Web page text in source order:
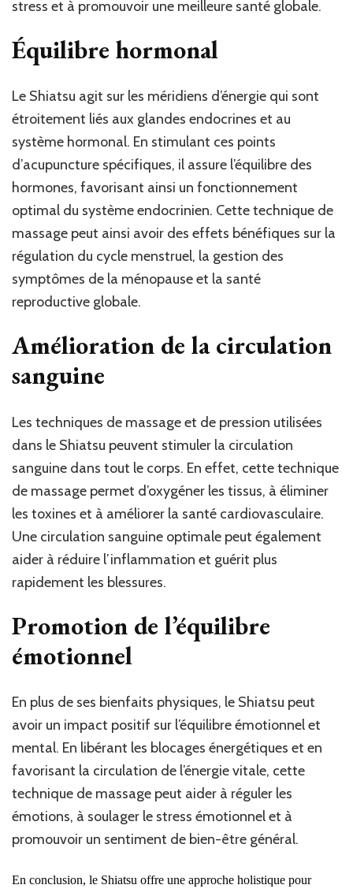
stress et à promouvoir une meilleure santé globale.
Équilibre hormonal
Le Shiatsu agit sur les méridiens d’énergie qui sont
étroitement liés aux glandes endocrines et au
système hormonal. En stimulant ces points
d’acupuncture spécifiques, il assure l’équilibre des
hormones, favorisant ainsi un fonctionnement
optimal du système endocrinien. Cette technique de
massage peut ainsi avoir des effets bénéfiques sur la
régulation du cycle menstruel, la gestion des
symptômes de la ménopause et la santé
reproductive globale.
Amélioration de la circulation
sanguine
Les techniques de massage et de pression utilisées
dans le Shiatsu peuvent stimuler la circulation
sanguine dans tout le corps. En effet, cette technique
de massage permet d’oxygéner les tissus, à éliminer
les toxines et à améliorer la santé cardiovasculaire.
Une circulation sanguine optimale peut également
aider à réduire l’inflammation et guérit plus
rapidement les blessures.
Promotion de l’équilibre
émotionnel
En plus de ses bienfaits physiques, le Shiatsu peut
avoir un impact positif sur l’équilibre émotionnel et
mental. En libérant les blocages énergétiques et en
favorisant la circulation de l’énergie vitale, cette
technique de massage peut aider à réguler les
émotions, à soulager le stress émotionnel et à
promouvoir un sentiment de bien-être général.
En conclusion, le Shiatsu offre une approche holistique pour